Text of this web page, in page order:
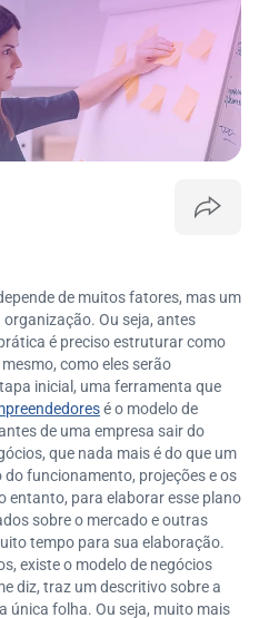
de muitos fatores, mas um
organização. Ou seja, antes
é preciso estruturar como
como eles serão
inicial, uma ferramenta que
é o modelo de
de uma empresa sair do
que nada mais é do que um
funcionamento, projeções e os
entanto, para elaborar esse plano
sobre o mercado e outras
tempo para sua elaboração.
existe o modelo de negócios
diz, traz um descritivo sobre a
única folha. Ou seja, muito mais